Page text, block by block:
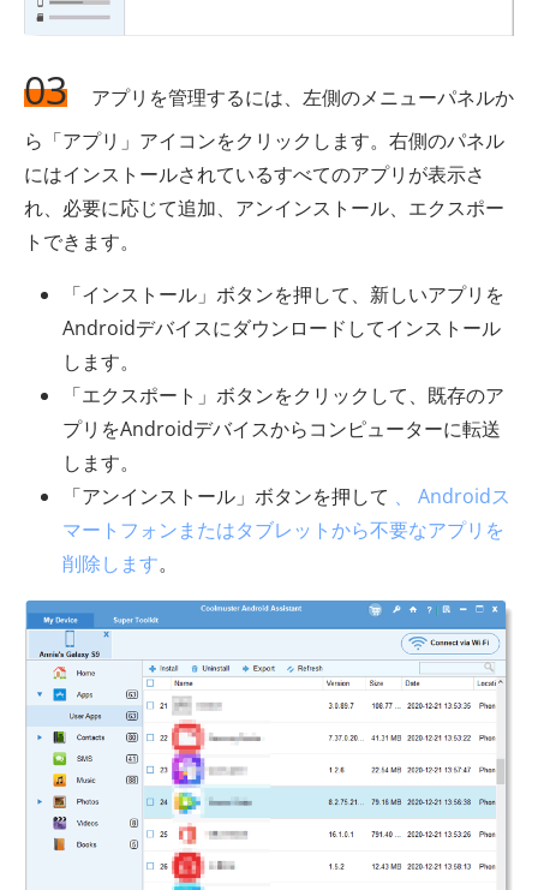
03
アプリを管理するには、左側のメニューパネルか
ら「アプリ」アイコンをクリックします。右側のパネル
にはインストールされているすべてのアプリが表示さ
れ、必要に応じて追加、アンインストール、エクスポー
トできます。
「インストール」ボタンを押して、新しいアプリを
Androidデバイスにダウンロードしてインストール
します。
「エクスポート」ボタンをクリックして、既存のア
プリをAndroidデバイスからコンピューターに転送
します。
「アンインストール」ボタンを押して 、 Androidス
マートフォンまたはタブレットから不要なアプリを
削除します。